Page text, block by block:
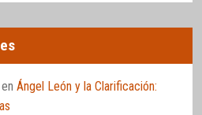
en Ángel León y la Clarificación: